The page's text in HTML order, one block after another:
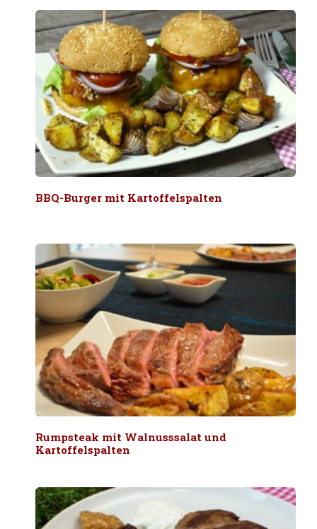
BBQ-Burger mit Kartoffelspalten
Rumpsteak mit Walnusssalat und
Kartoffelspalten